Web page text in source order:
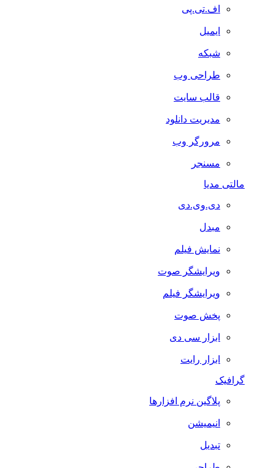
اف.تی.پی
ایمیل
شبکه
طراحی وب
قالب سایت
مدیریت دانلود
مرورگر وب
مسنجر
مالتی مدیا
دی.وی.دی
مبدل
نمایش فیلم
ویرایشگر صوت
ویرایشگر فیلم
پخش صوت
ابزار سی دی
ابزار رایت
گرافیک
پلاگین نرم افزارها
انیمیشن
تبدیل